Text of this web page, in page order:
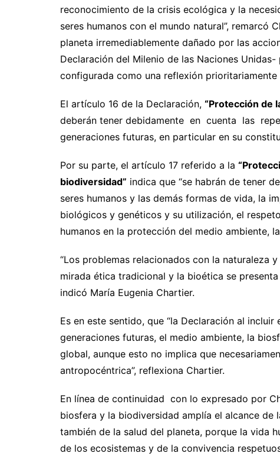
reconocimiento de la crisis ecológica y la
seres humanos con el mundo natural”, remarcó
planeta irremediablemente dañado por las
Declaración del Milenio de las Naciones
configurada como una reflexión prioritariamente
El artículo 16 de la Declaración, “Protección de
deberán tener debidamente en cuenta las
generaciones futuras, en particular en su
Por su parte, el artículo 17 referido a la
biodiversidad” indica que “se habrán de tener
seres humanos y las demás formas de vida, la
biológicos y genéticos y su utilización, el
humanos en la protección del medio ambiente,
“Los problemas relacionados con la naturaleza
mirada ética tradicional y la bioética se
indicó María Eugenia Chartier.
Es en este sentido, que “la Declaración al
generaciones futuras, el medio ambiente, la
global, aunque esto no implica que
antropocéntrica”, reflexiona Chartier.
En línea de continuidad con lo expresado por
biosfera y la biodiversidad amplía el alcance
también de la salud del planeta, porque la vida
de los ecosistemas y de la convivencia